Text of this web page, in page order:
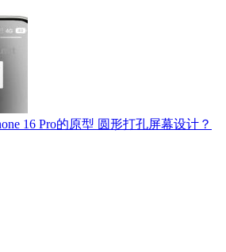
16 Pro的原型 圆形打孔屏幕设计？